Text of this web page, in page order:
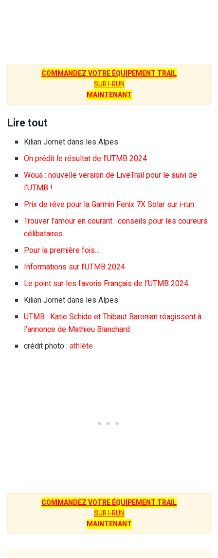
COMMANDEZ VOTRE ÉQUIPEMENT TRAIL
SUR I-RUN
MAINTENANT
Lire tout
Kilian Jornet dans les Alpes
On prédit le résultat de l’UTMB 2024
Woua : nouvelle version de LiveTrail pour le suivi de
l’UTMB !
Prix de rêve pour la Garmin Fenix 7X Solar sur i-run
Trouver l’amour en courant : conseils pour les coureurs
célibataires
Pour la première fois…
Informations sur l’UTMB 2024
Le point sur les favoris Français de l’UTMB 2024
Kilian Jornet dans les Alpes
UTMB : Katie Schide et Thibaut Baronian réagissent à
l’annonce de Mathieu Blanchard
crédit photo :athlète
COMMANDEZ VOTRE ÉQUIPEMENT TRAIL
SUR I-RUN
MAINTENANT